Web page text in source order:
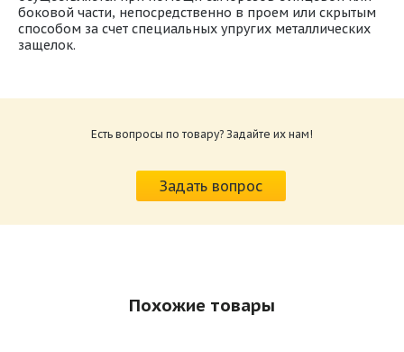
боковой части, непосредственно в проем или скрытым
способом за счет специальных упругих металлических
защелок.
Монтажные отверстия на лицевой стороне
Камера статического давления (адаптер)
однорядная Вр-Р1
Есть вопросы по товару? Задайте их нам!
Задать вопрос
Похожие товары